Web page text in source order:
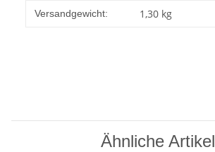
Versandgewicht: 1,30 kg
Ähnliche Artikel